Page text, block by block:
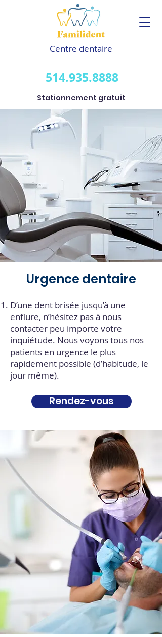
Centre dentaire
Stationnement gratuit
514.935.8888
Urgence dentaire
D’une dent brisée jusqu’à une
enflure, n’hésitez pas à nous
contacter peu importe votre
inquiétude. Nous voyons tous nos
patients en urgence le plus
rapidement possible (d’habitude, le
jour même).
Rendez-vous